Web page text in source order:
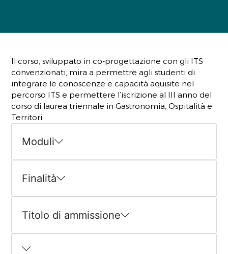
Il corso, sviluppato in co-progettazione con gli ITS
convenzionati, mira a permettre agli studenti di
integrare le conoscenze e capacità aquisite nel
percorso ITS e permettere l’iscrizione al III anno del
corso di laurea triennale in Gastronomia, Ospitalità e
Territori.
Moduli
Finalità
Titolo di ammissione